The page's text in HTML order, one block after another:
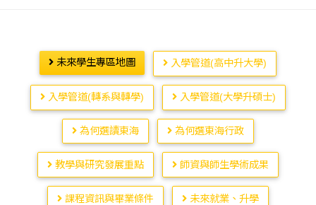
未來學生專區地圖 入學管道(高中升大學)
入學管道(轉系與轉學) 入學管道(大學升碩士)
為何選讀東海 為何選東海行政
教學與研究發展重點 師資與師生學術成果
課程資訊與畢業條件 未來就業、升學